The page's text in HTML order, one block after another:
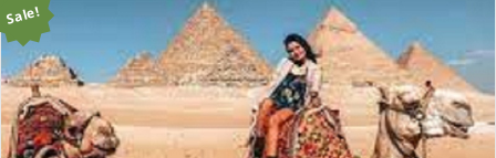
Sale!